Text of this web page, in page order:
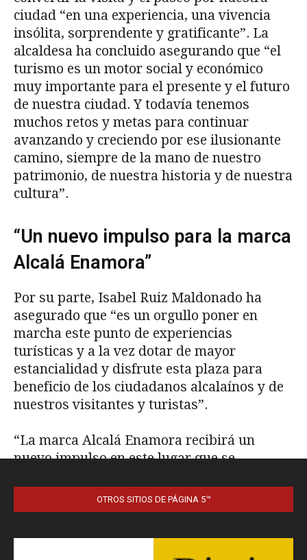
OTROS SITIOS DE PÁGINA 5™